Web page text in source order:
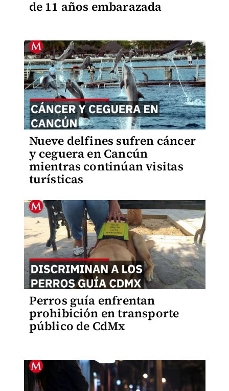
de 11 años embarazada
Nueve delfines sufren cáncer
y ceguera en Cancún
mientras continúan visitas
turísticas
Perros guía enfrentan
prohibición en transporte
público de CdMx